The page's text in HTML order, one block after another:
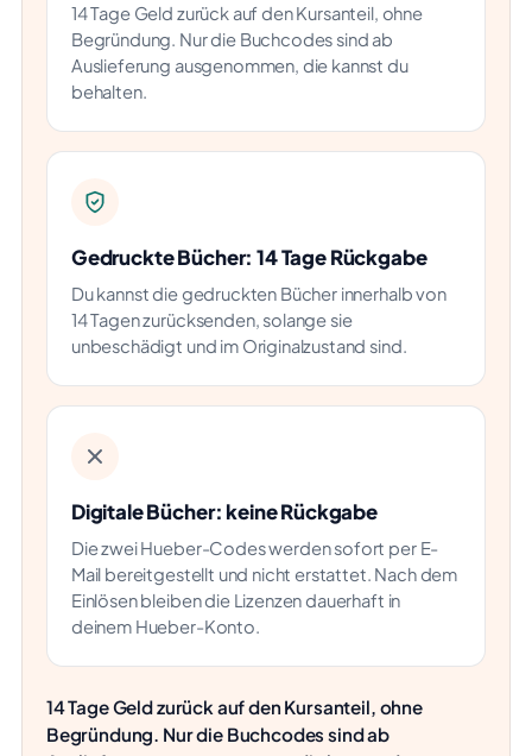
14 Tage Geld zurück auf den Kursanteil, ohne
Begründung. Nur die Buchcodes sind ab
Auslieferung ausgenommen, die kannst du
behalten.
Gedruckte Bücher: 14 Tage Rückgabe
Du kannst die gedruckten Bücher innerhalb von
14 Tagen zurücksenden, solange sie
unbeschädigt und im Originalzustand sind.
Digitale Bücher: keine Rückgabe
Die zwei Hueber-Codes werden sofort per E-
Mail bereitgestellt und nicht erstattet. Nach dem
Einlösen bleiben die Lizenzen dauerhaft in
deinem Hueber-Konto.
14 Tage Geld zurück auf den Kursanteil, ohne
Begründung. Nur die Buchcodes sind ab